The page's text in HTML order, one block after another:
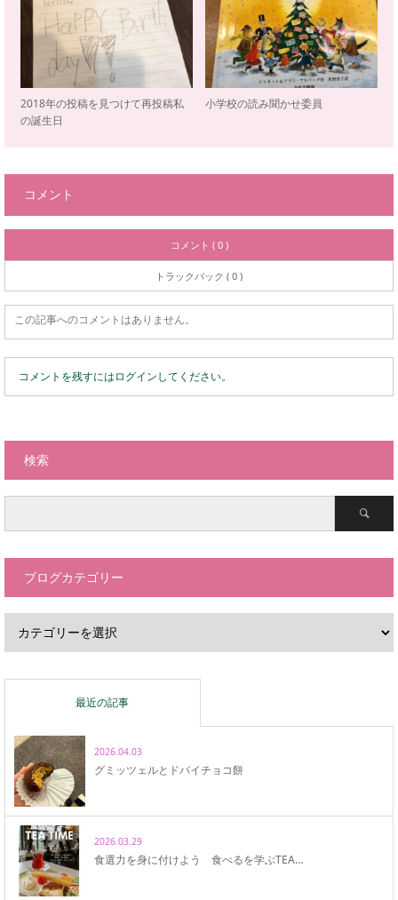
2018年の投稿を見つけて再投稿私
の誕生日
小学校の読み聞かせ委員
コメント
コメント ( 0 )
トラックバック ( 0 )
この記事へのコメントはありません。
コメントを残すにはログインしてください。
検索
ブログカテゴリー
最近の記事
2026.04.03
グミッツェルとドバイチョコ餅
2026.03.29
食選力を身に付けよう 食べるを学ぶTEA…